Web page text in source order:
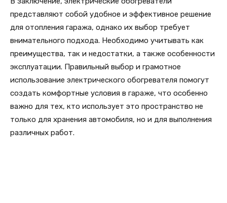
представляют собой удобное и эффективное решение
для отопления гаража, однако их выбор требует
внимательного подхода. Необходимо учитывать как
преимущества, так и недостатки, а также особенности
эксплуатации. Правильный выбор и грамотное
использование электрического обогревателя помогут
создать комфортные условия в гараже, что особенно
важно для тех, кто использует это пространство не
только для хранения автомобиля, но и для выполнения
различных работ.